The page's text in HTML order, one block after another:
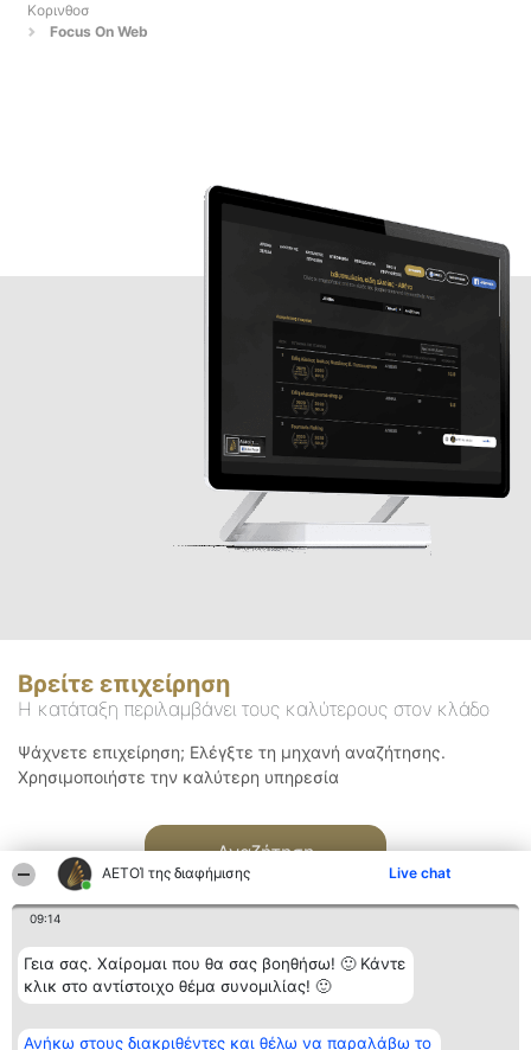
ΑΕΤΟΊ της διαφήμισης Live chat
09:14
Γεια σας. Χαίρομαι που θα σας βοηθήσω! 🙂 Κάντε
κλικ στο αντίστοιχο θέμα συνομιλίας! 🙂
Ανήκω στους διακριθέντες και θέλω να παραλάβω το
Κορινθοσ
Focus On Web
Βρείτε επιχείρηση
Η κατάταξη περιλαμβάνει τους καλύτερους στον κλάδο
Ψάχνετε επιχείρηση; Ελέγξτε τη μηχανή αναζήτησης.
Χρησιμοποιήστε την καλύτερη υπηρεσία
Αναζήτηση
Διοργανωτής της
κατάταξης
Κατάταξη
Διακριθέντες
Επικοινωνία
Επικοινωνία